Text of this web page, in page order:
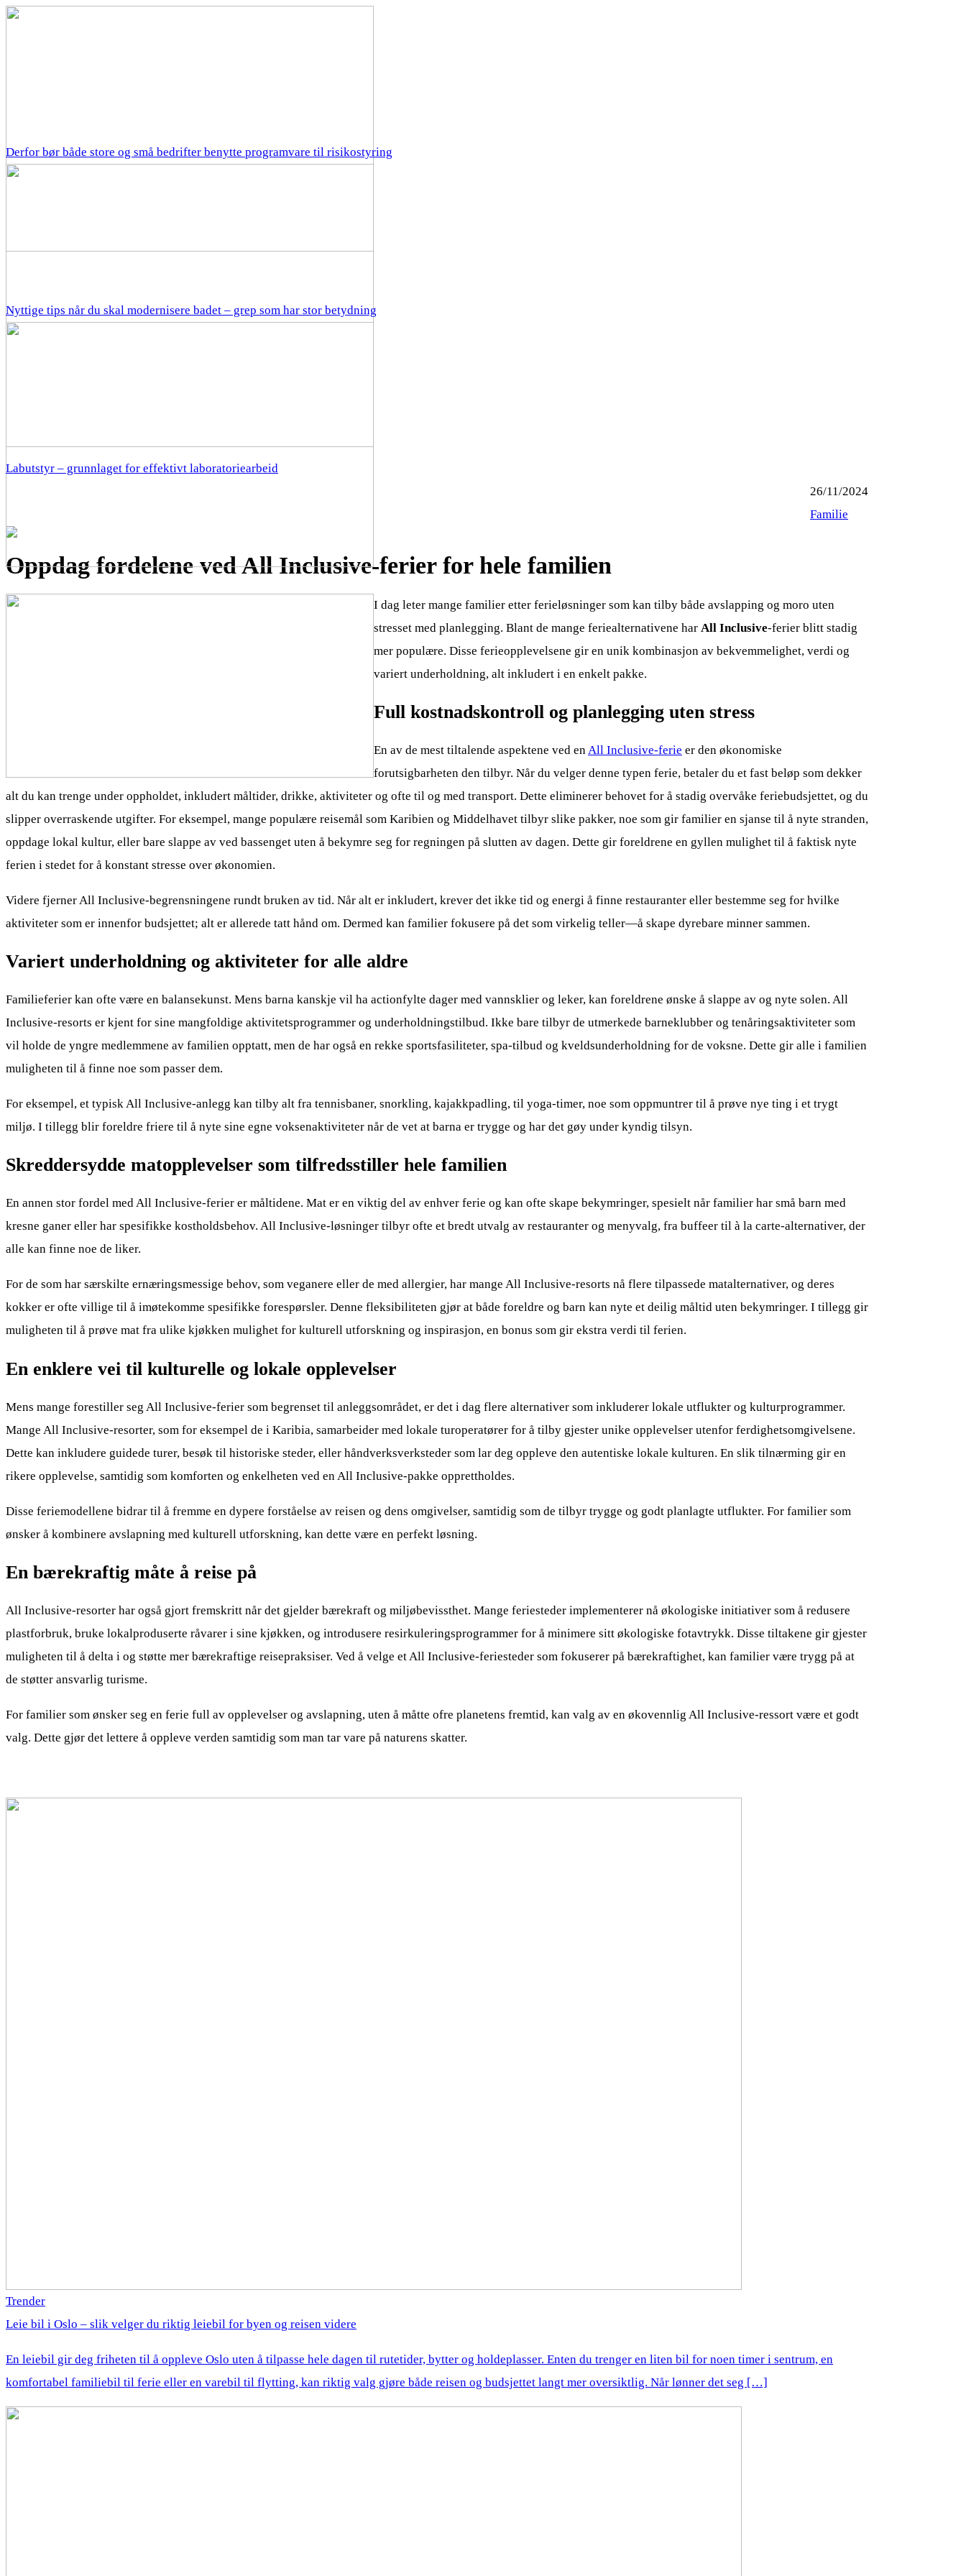
Derfor bør både store og små bedrifter benytte programvare til risikostyring
Nyttige tips når du skal modernisere badet – grep som har stor betydning
Labutstyr – grunnlaget for effektivt laboratoriearbeid
26/11/2024
Familie
Oppdag fordelene ved All Inclusive-ferier for hele familien
I dag leter mange familier etter ferieløsninger som kan tilby både avslapping og moro uten
stresset med planlegging. Blant de mange feriealternativene har All Inclusive-ferier blitt stadig
mer populære. Disse ferieopplevelsene gir en unik kombinasjon av bekvemmelighet, verdi og
variert underholdning, alt inkludert i en enkelt pakke.
Full kostnadskontroll og planlegging uten stress
En av de mest tiltalende aspektene ved enAll Inclusive-ferie er den økonomiske
forutsigbarheten den tilbyr. Når du velger denne typen ferie, betaler du et fast beløp som dekker
alt du kan trenge under oppholdet, inkludert måltider, drikke, aktiviteter og ofte til og med transport. Dette eliminerer behovet for å stadig overvåke feriebudsjettet, og du
slipper overraskende utgifter. For eksempel, mange populære reisemål som Karibien og Middelhavet tilbyr slike pakker, noe som gir familier en sjanse til å nyte stranden,
oppdage lokal kultur, eller bare slappe av ved bassenget uten å bekymre seg for regningen på slutten av dagen. Dette gir foreldrene en gyllen mulighet til å faktisk nyte
ferien i stedet for å konstant stresse over økonomien.
Videre fjerner All Inclusive-begrensningene rundt bruken av tid. Når alt er inkludert, krever det ikke tid og energi å finne restauranter eller bestemme seg for hvilke
aktiviteter som er innenfor budsjettet; alt er allerede tatt hånd om. Dermed kan familier fokusere på det som virkelig teller—å skape dyrebare minner sammen.
Variert underholdning og aktiviteter for alle aldre
Familieferier kan ofte være en balansekunst. Mens barna kanskje vil ha actionfylte dager med vannsklier og leker, kan foreldrene ønske å slappe av og nyte solen. All
Inclusive-resorts er kjent for sine mangfoldige aktivitetsprogrammer og underholdningstilbud. Ikke bare tilbyr de utmerkede barneklubber og tenåringsaktiviteter som
vil holde de yngre medlemmene av familien opptatt, men de har også en rekke sportsfasiliteter, spa-tilbud og kveldsunderholdning for de voksne. Dette gir alle i familien
muligheten til å finne noe som passer dem.
For eksempel, et typisk All Inclusive-anlegg kan tilby alt fra tennisbaner, snorkling, kajakkpadling, til yoga-timer, noe som oppmuntrer til å prøve nye ting i et trygt
miljø. I tillegg blir foreldre friere til å nyte sine egne voksenaktiviteter når de vet at barna er trygge og har det gøy under kyndig tilsyn.
Skreddersydde matopplevelser som tilfredsstiller hele familien
En annen stor fordel med All Inclusive-ferier er måltidene. Mat er en viktig del av enhver ferie og kan ofte skape bekymringer, spesielt når familier har små barn med
kresne ganer eller har spesifikke kostholdsbehov. All Inclusive-løsninger tilbyr ofte et bredt utvalg av restauranter og menyvalg, fra buffeer til à la carte-alternativer, der
alle kan finne noe de liker.
For de som har særskilte ernæringsmessige behov, som veganere eller de med allergier, har mange All Inclusive-resorts nå flere tilpassede matalternativer, og deres
kokker er ofte villige til å imøtekomme spesifikke forespørsler. Denne fleksibiliteten gjør at både foreldre og barn kan nyte et deilig måltid uten bekymringer. I tillegg gir
muligheten til å prøve mat fra ulike kjøkken mulighet for kulturell utforskning og inspirasjon, en bonus som gir ekstra verdi til ferien.
En enklere vei til kulturelle og lokale opplevelser
Mens mange forestiller seg All Inclusive-ferier som begrenset til anleggsområdet, er det i dag flere alternativer som inkluderer lokale utflukter og kulturprogrammer.
Mange All Inclusive-resorter, som for eksempel de i Karibia, samarbeider med lokale turoperatører for å tilby gjester unike opplevelser utenfor ferdighetsomgivelsene.
Dette kan inkludere guidede turer, besøk til historiske steder, eller håndverksverksteder som lar deg oppleve den autentiske lokale kulturen. En slik tilnærming gir en
rikere opplevelse, samtidig som komforten og enkelheten ved en All Inclusive-pakke opprettholdes.
Disse feriemodellene bidrar til å fremme en dypere forståelse av reisen og dens omgivelser, samtidig som de tilbyr trygge og godt planlagte utflukter. For familier som
ønsker å kombinere avslapning med kulturell utforskning, kan dette være en perfekt løsning.
En bærekraftig måte å reise på
All Inclusive-resorter har også gjort fremskritt når det gjelder bærekraft og miljøbevissthet. Mange feriesteder implementerer nå økologiske initiativer som å redusere
plastforbruk, bruke lokalproduserte råvarer i sine kjøkken, og introdusere resirkuleringsprogrammer for å minimere sitt økologiske fotavtrykk. Disse tiltakene gir gjester
muligheten til å delta i og støtte mer bærekraftige reisepraksiser. Ved å velge et All Inclusive-feriesteder som fokuserer på bærekraftighet, kan familier være trygg på at
de støtter ansvarlig turisme.
For familier som ønsker seg en ferie full av opplevelser og avslapning, uten å måtte ofre planetens fremtid, kan valg av en økovennlig All Inclusive-ressort være et godt
valg. Dette gjør det lettere å oppleve verden samtidig som man tar vare på naturens skatter.
Trender
Leie bil i Oslo – slik velger du riktig leiebil for byen og reisen videre
En leiebil gir deg friheten til å oppleve Oslo uten å tilpasse hele dagen til rutetider, bytter og holdeplasser. Enten du trenger en liten bil for noen timer i sentrum, en
komfortabel familiebil til ferie eller en varebil til flytting, kan riktig valg gjøre både reisen og budsjettet langt mer oversiktlig. Når lønner det seg […]